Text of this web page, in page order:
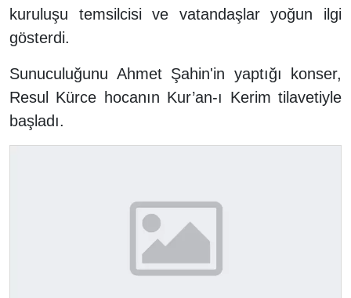
kuruluşu temsilcisi ve vatandaşlar yoğun ilgi
gösterdi.
Sunuculuğunu Ahmet Şahin'in yaptığı konser,
Resul Kürce hocanın Kur’an-ı Kerim tilavetiyle
başladı.